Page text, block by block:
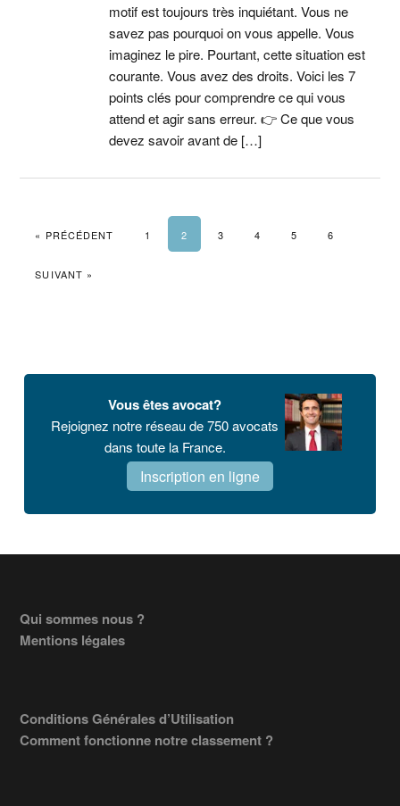
motif est toujours très inquiétant. Vous ne
savez pas pourquoi on vous appelle. Vous
imaginez le pire. Pourtant, cette situation est
courante. Vous avez des droits. Voici les 7
points clés pour comprendre ce qui vous
attend et agir sans erreur. 👉 Ce que vous
devez savoir avant de […]
« PRÉCÉDENT 1 2 3 4 5 6
SUIVANT »
latérale
principale
Vous êtes avocat?
Rejoignez notre réseau de 750 avocats
dans toute la France.
Inscription en ligne
Footer
Qui sommes nous ?
Mentions légales
Conditions Générales d’Utilisation
Comment fonctionne notre classement ?